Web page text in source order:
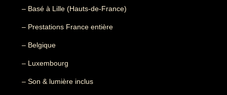
– Basé à Lille (Hauts-de-France)
– Prestations France entière
– Belgique
– Luxembourg
– Son & lumière inclus